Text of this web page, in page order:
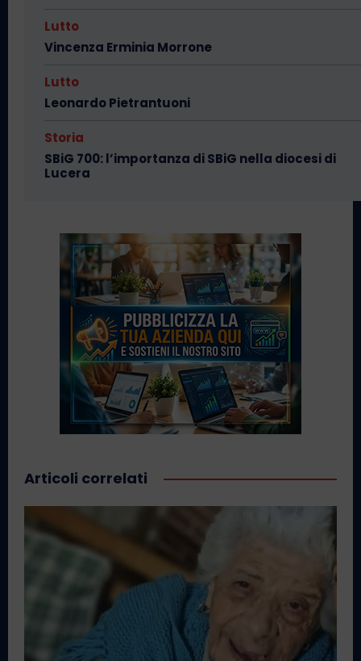
Lutto
Vincenza Erminia Morrone
Lutto
Leonardo Pietrantuoni
Storia
SBiG 700: l’importanza di SBiG nella diocesi di
Lucera
Articoli correlati